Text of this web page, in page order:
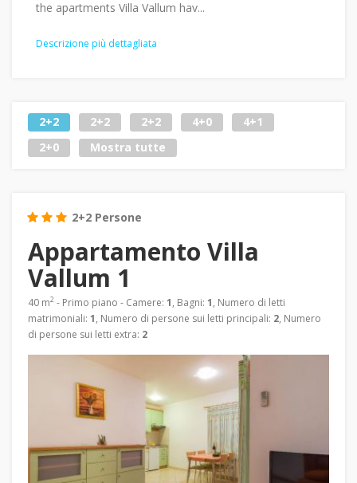
the apartments Villa Vallum hav...
Descrizione più dettagliata
2+2 2+2 2+2 4+0
4+1
2+0
Mostra tutte
2+2 Persone
Appartamento Villa
Vallum 1
40 m2 - Primo piano - Camere: 1, Bagni: 1, Numero di letti
matrimoniali: 1, Numero di persone sui letti principali: 2, Numero
di persone sui letti extra: 2